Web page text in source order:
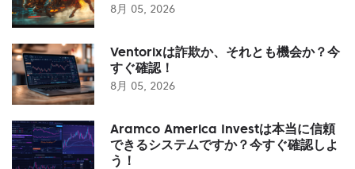
8月 05, 2026
Ventorixは詐欺か、それとも機会か？今
すぐ確認！
8月 05, 2026
Aramco America Investは本当に信頼
できるシステムですか？今すぐ確認しよ
う！